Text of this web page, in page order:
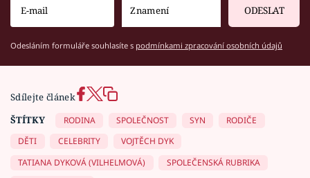
ODESLAT
Odesláním formuláře souhlasíte s podmínkami zpracování osobních údajů
Sdílejte článek
ŠTÍTKY
RODINA SPOLEČNOST SYN
RODIČE
DĚTI
CELEBRITY
VOJTĚCH DYK
TATIANA DYKOVÁ (VILHELMOVÁ)
SPOLEČENSKÁ RUBRIKA